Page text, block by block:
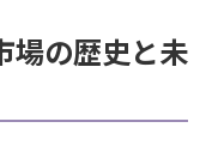
遷
する鍵
える影響
場の歴史と未